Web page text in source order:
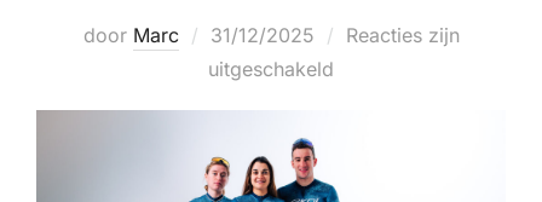
door Marc
Geplaatst
op
31/12/2025
Reacties zijn
uitgeschakeld